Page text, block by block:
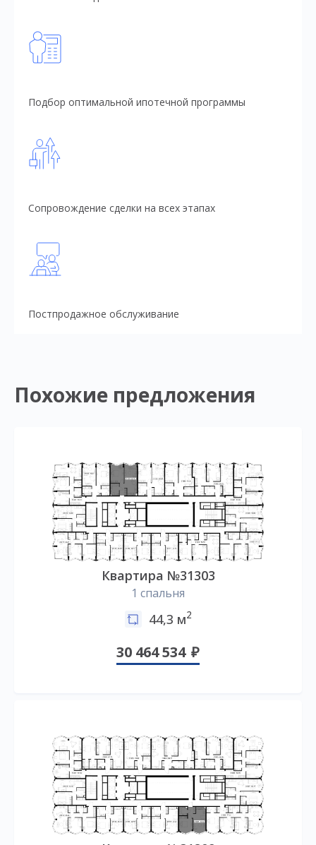
Подбор оптимальной ипотечной программы
Сопровождение сделки на всех этапах
Постпродажное обслуживание
Похожие предложения
Квартира №31303
1 спальня
44,3 м2
30 464 534